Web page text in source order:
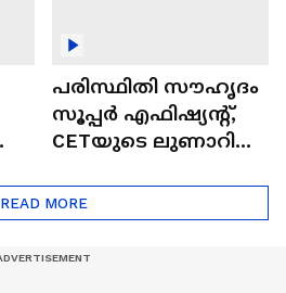
പരിസ്ഥിതി സൗഹൃദം
സൂപ്പർ എഫിഷ്യന്റ്,
CETയുടെ ലുണാറിസ്
Eco Marathon 2025
READ MORE